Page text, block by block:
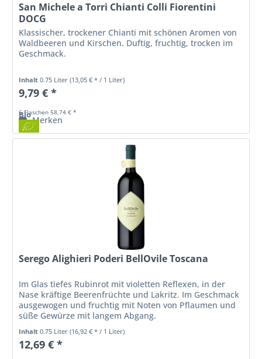
Bio
San Michele a Torri Chianti Colli Fiorentini
DOCG
Klassischer, trockener Chianti mit schönen Aromen von
Waldbeeren und Kirschen. Duftig, fruchtig, trocken im
Geschmack.
Inhalt0.75 Liter(13,05 € * / 1 Liter)
9,79 € *
6 Flaschen 58,74 € *
Merken
Serego Alighieri Poderi BellOvile Toscana
Im Glas tiefes Rubinrot mit violetten Reflexen, in der
Nase kräftige Beerenfrüchte und Lakritz. Im Geschmack
ausgewogen und fruchtig mit Noten von Pflaumen und
süße Gewürze mit langem Abgang.
Inhalt0.75 Liter(16,92 € * / 1 Liter)
12,69 € *